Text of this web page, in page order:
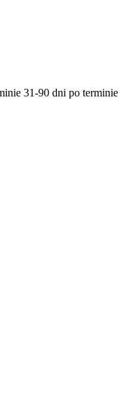
31-90 dni po terminie